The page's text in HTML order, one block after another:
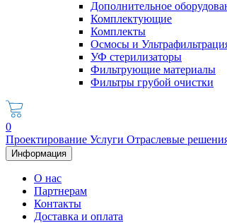
Дополнительное
Комплектующие
Комплекты
Осмосы и
УФ стерилизаторы
Фильтрующие материалы
Фильтры грубой очистки
0
Проектирование Услуги Отраслевые
Информация
О нас
Партнерам
Контакты
Доставка и оплата